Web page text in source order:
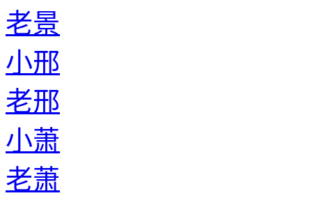
老景
小邢
老邢
小萧
老萧